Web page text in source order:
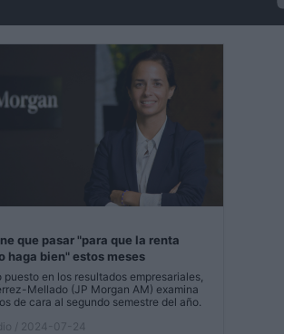
que pasar "para que la renta
haga bien" estos meses
puesto en los resultados empresariales,
Mellado (JP Morgan AM) examina
de cara al segundo semestre del año.
/ 2024-07-24